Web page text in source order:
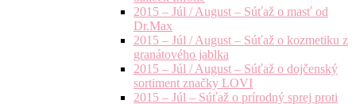
2015 – Júl / August – Súťaž o masť od
Dr.Max
2015 – Júl / August – Súťaž o kozmetiku z
granátového jablka
2015 – Júl / August – Súťaž o dojčenský
sortiment značky LOVI
2015 – Júl – Súťaž o prírodný sprej proti